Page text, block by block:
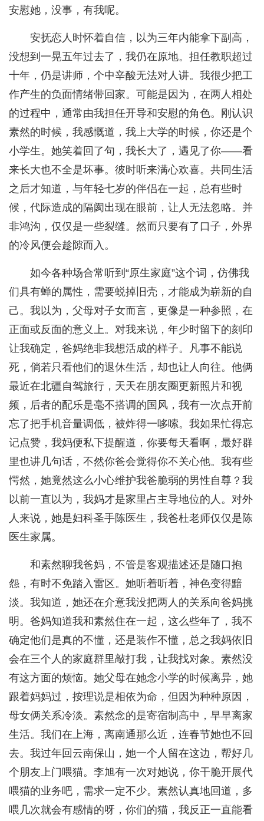
安慰她，没事，有我呢。
安抚恋人时怀着自信，以为三年内能拿下副高，
没想到一晃五年过去了，我仍在原地。担任教职超过
十年，仍是讲师，个中辛酸无法对人讲。我很少把工
作产生的负面情绪带回家。可能是因为，在两人相处
的过程中，通常由我担任开导和安慰的角色。刚认识
素然的时候，我感慨道，我上大学的时候，你还是个
小学生。她笑着回了句，我长大了，遇见了你——看
来长大也不全是坏事。彼时听来满心欢喜。共同生活
之后才知道，与年轻七岁的伴侣在一起，总有些时
候，代际造成的隔阂出现在眼前，让人无法忽略。并
非鸿沟，仅仅是一些裂缝。然而只要有了口子，外界
的冷风便会趁隙而入。
如今各种场合常听到“原生家庭”这个词，仿佛我
们具有蝉的属性，需要蜕掉旧壳，才能成为崭新的自
己。我以为，父母对子女而言，更像是一种参照，在
正面或反面的意义上。对我来说，年少时留下的刻印
让我确定，爸妈绝非我想活成的样子。凡事不能说
死，倘若只看他们的退休生活，却也让人向往。他俩
最近在北疆自驾旅行，天天在朋友圈更新照片和视
频，后者的配乐是毫不搭调的国风，我有一次点开前
忘了把手机音量调低，被炸得一哆嗦。我如果忙得忘
记点赞，我妈便私下提醒道，你要每天看啊，最好群
里也讲几句话，不然你爸会觉得你不关心他。我有些
愕然，她竟然这么小心维护我爸脆弱的男性自尊？我
以前一直以为，我妈才是家里占主导地位的人。对外
人来说，她是妇科圣手陈医生，我爸杜老师仅仅是陈
医生家属。
和素然聊我爸妈，不管是客观描述还是随口抱
怨，有时不免踏入雷区。她听着听着，神色变得黯
淡。我知道，她还在介意我没把两人的关系向爸妈挑
明。爸妈知道我和素然住在一起，这么些年了，我不
确定他们是真的不懂，还是装作不懂，总之我妈依旧
会在三个人的家庭群里敲打我，让我找对象。素然没
有这方面的烦恼。她父母在她念小学的时候离异，她
跟着妈妈过，按理说是相依为命，但因为种种原因，
母女俩关系冷淡。素然念的是寄宿制高中，早早离家
生活。我们在上海，离南通那么近，连春节她也不回
去。我过年回云南保山，她一个人留在这边，帮好几
个朋友上门喂猫。李旭有一次对她说，你干脆开展代
喂猫的业务吧，需求一定不少。素然认真地回道，多
喂几次就会有感情的呀，你们的猫，我反正一直能看